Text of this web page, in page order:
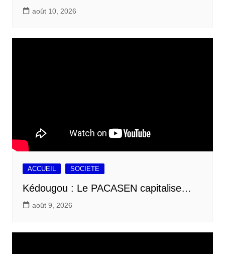
août 10, 2026
ACCUEIL SOCIETE
Kédougou : Le PACASEN capitalise…
août 9, 2026